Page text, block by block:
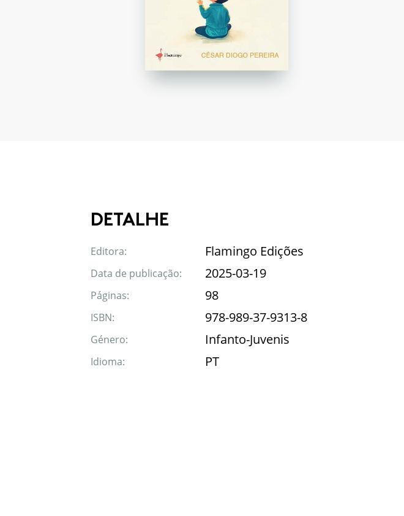
DETALHE
Editora: Flamingo Edições
Data de publicação: 2025-03-19
Páginas: 98
ISBN: 978-989-37-9313-8
Género: Infanto-Juvenis
Idioma: PT